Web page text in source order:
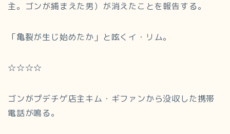
主。ゴンが捕まえた男）が消えたことを報告する。
「亀裂が生じ始めたか」と呟くイ・リム。
☆☆☆☆
ゴンがプデチゲ店主キム・ギファンから没収した携帯
電話が鳴る。